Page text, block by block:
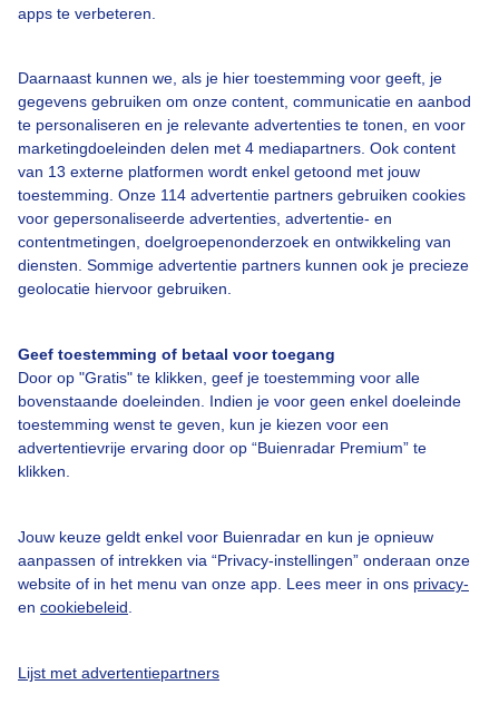
apps te verbeteren.
Daarnaast kunnen we, als je hier toestemming voor geeft, je
gegevens gebruiken om onze content, communicatie en aanbod
te personaliseren en je relevante advertenties te tonen, en voor
marketingdoeleinden delen met 4 mediapartners. Ook content
van 13 externe platformen wordt enkel getoond met jouw
toestemming. Onze 114 advertentie partners gebruiken cookies
voor gepersonaliseerde advertenties, advertentie- en
contentmetingen, doelgroepenonderzoek en ontwikkeling van
diensten. Sommige advertentie partners kunnen ook je precieze
geolocatie hiervoor gebruiken.
Geef toestemming of betaal voor toegang
Door op "Gratis" te klikken, geef je toestemming voor alle
bovenstaande doeleinden. Indien je voor geen enkel doeleinde
toestemming wenst te geven, kun je kiezen voor een
advertentievrije ervaring door op “Buienradar Premium” te
klikken.
Jouw keuze geldt enkel voor Buienradar en kun je opnieuw
aanpassen of intrekken via “Privacy-instellingen” onderaan onze
website of in het menu van onze app. Lees meer in ons privacy-
en cookiebeleid
Lijst met advertentiepartners
Over Buienradar
Bedrijfsgegevens
Contact
Toegankelijkheid
Gebruikersvoorwaarden
Adverteren
Privacy beleid
Cookie beleid